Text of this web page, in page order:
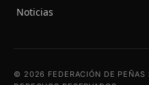
Noticias
© 2026 FEDERACIÓN DE PEÑAS